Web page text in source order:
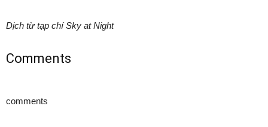
Dịch từ tạp chí Sky at Night
Comments
comments